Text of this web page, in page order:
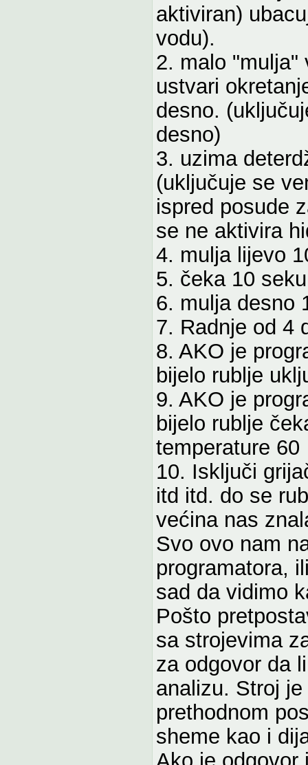
aktiviran)
vodu).
2. malo "mulja"
ustvari
desno.
desno)
3. uzima
(uključuje se
ispred posude
se ne aktivira
4. mulja lijevo
5. čeka 10
6. mulja desno
7. Radnje od 4
8. AKO je
bijelo rublje
9. AKO je
bijelo rublje
temperature 60
10. Isključi
itd itd. do se
većina nas
Svo ovo nam
programatora,
sad da vidimo
Pošto
sa strojevima
za odgovor da
analizu. Stroj
prethodnom
sheme kao i
Ako je odgovor